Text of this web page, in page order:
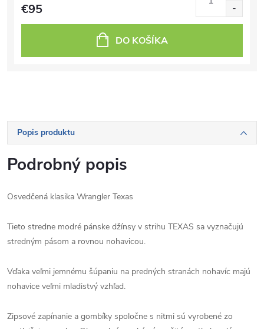
€95
DO KOŠÍKA
Popis produktu
Podrobný popis
Osvedčená klasika Wrangler Texas
Tieto stredne modré pánske džínsy v strihu TEXAS sa vyznačujú
stredným pásom a rovnou nohavicou.
Vďaka veľmi jemnému šúpaniu na predných stranách nohavíc majú
nohavice veľmi mladistvý vzhľad.
Zipsové zapínanie a gombíky spoločne s nitmi sú vyrobené zo